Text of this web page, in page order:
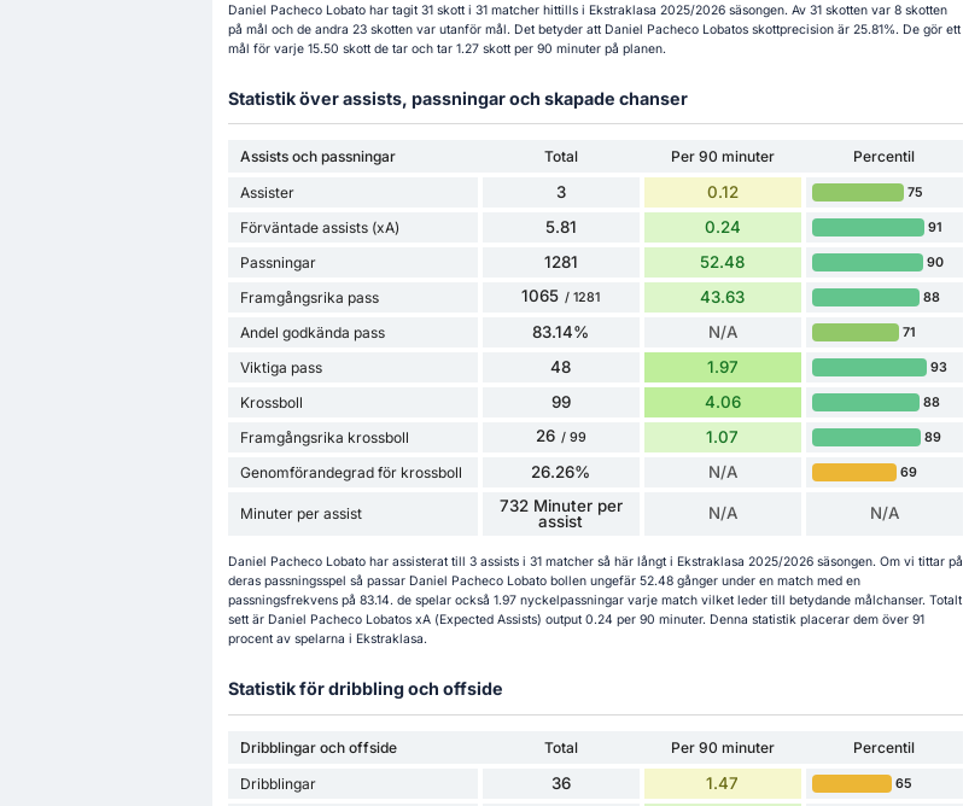
Daniel Pacheco Lobato har tagit 31 skott i 31 matcher hittills i Ekstraklasa 2025/2026 säsongen. Av 31 skotten var 8 skotten
på mål och de andra 23 skotten var utanför mål. Det betyder att Daniel Pacheco Lobatos skottprecision är 25.81%. De gör ett
mål för varje 15.50 skott de tar och tar 1.27 skott per 90 minuter på planen.
Statistik över assists, passningar och skapade chanser
Assists och passningar Total Per 90 minuter
Percentil
Assister
3 0.12 75
Förväntade assists (xA) 5.81 0.24 91
Passningar 1281 52.48 90
Framgångsrika pass 1065 / 1281 43.63 88
Andel godkända pass 83.14% N/A 71
Viktiga pass 48 1.97 93
Krossboll 99 4.06 88
Framgångsrika krossboll 26 / 99 1.07 89
Genomförandegrad för krossboll 26.26% N/A 69
Minuter per assist
732 Minuter per
assist
N/A N/A
Daniel Pacheco Lobato har assisterat till 3 assists i 31 matcher så här långt i Ekstraklasa 2025/2026 säsongen. Om vi tittar på
deras passningsspel så passar Daniel Pacheco Lobato bollen ungefär 52.48 gånger under en match med en
passningsfrekvens på 83.14. de spelar också 1.97 nyckelpassningar varje match vilket leder till betydande målchanser. Totalt
sett är Daniel Pacheco Lobatos xA (Expected Assists) output 0.24 per 90 minuter. Denna statistik placerar dem över 91
procent av spelarna i Ekstraklasa.
Statistik för dribbling och offside
Dribblingar och offside Total Per 90 minuter
Percentil
Dribblingar
36 1.47 65